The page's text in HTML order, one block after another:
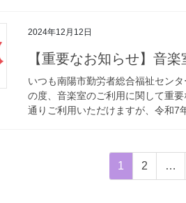
2024年12月12日
【重要なお知らせ】音
いつも南陽市勤労者総合福祉セン
の度、音楽室のご利用に関して重
通りご利用いただけますが、令和
固
定
1
固
定
2 …